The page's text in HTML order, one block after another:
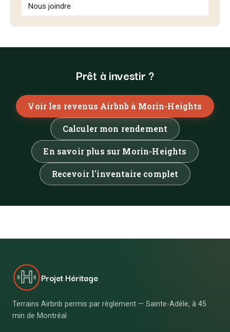
Nous joindre
Prêt à investir ?
Voir les revenus Airbnb à Morin-Heights
Calculer mon rendement
En savoir plus sur Morin-Heights
Recevoir l'inventaire complet
Projet Héritage
Terrains Airbnb permis par règlement — Sainte-Adèle, à 45
min de Montréal